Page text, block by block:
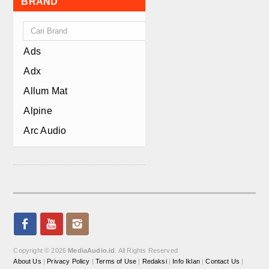
Ads
Adx
Allum Mat
Alpine
Arc Audio
Asuka
Atomic
Audio Bank
Audio Control
Copyright © 2026 MediaAudio.id
. All Rights Reserved
About Us
Privacy Policy |Terms of Use Redaksi| Info Iklan|Contact Us